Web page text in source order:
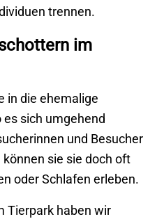
trennen.
im
in die ehemalige
sich umgehend
und Besucher
sie sie doch oft
oder Schlafen erleben.
Tierpark haben wir